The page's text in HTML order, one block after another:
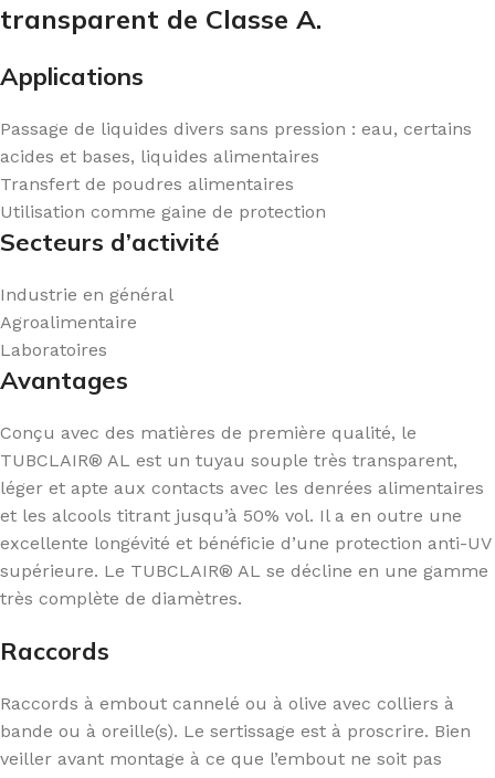
transparent de Classe A.
Applications
Passage de liquides divers sans pression : eau, certains
acides et bases, liquides alimentaires
Transfert de poudres alimentaires
Utilisation comme gaine de protection
Secteurs d’activité
Industrie en général
Agroalimentaire
Laboratoires
Avantages
Conçu avec des matières de première qualité, le
TUBCLAIR® AL est un tuyau souple très transparent,
léger et apte aux contacts avec les denrées alimentaires
et les alcools titrant jusqu’à 50% vol. Il a en outre une
excellente longévité et bénéficie d’une protection anti-UV
supérieure. Le TUBCLAIR® AL se décline en une gamme
très complète de diamètres.
Raccords
Raccords à embout cannelé ou à olive avec colliers à
bande ou à oreille(s). Le sertissage est à proscrire. Bien
veiller avant montage à ce que l’embout ne soit pas